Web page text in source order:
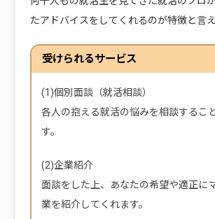
たアドバイスをしてくれるのが特徴と言え
受けられるサービス
(1)個別面談（就活相談）
各人の抱える就活の悩みを相談するこ
す。
(2)企業紹介
面談をした上、あなたの希望や適正に
業を紹介してくれます。